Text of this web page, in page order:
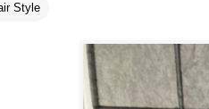
Style